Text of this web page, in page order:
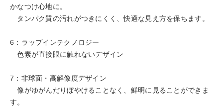
かなつけ心地に。
タンパク質の汚れがつきにくく、快適な見え方を保ちます。
6：ラップインテクノロジー
色素が直接眼に触れないデザイン
7：非球面・高解像度デザイン
像がゆがんだりぼやけることなく、鮮明に見ることができま
す。